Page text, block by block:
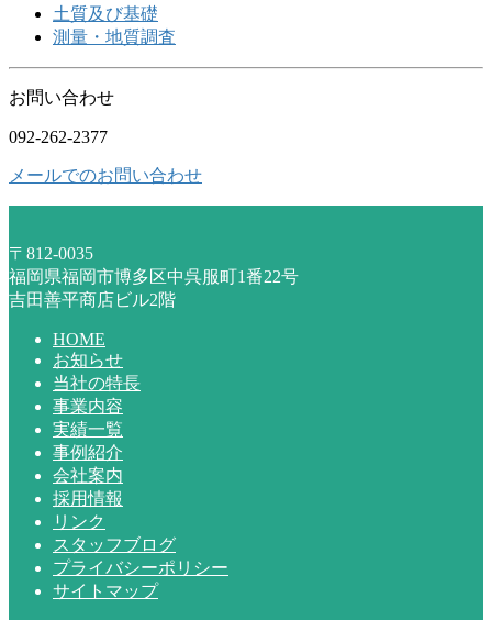
土質及び基礎
測量・地質調査
お問い合わせ
092-262-2377
メールでのお問い合わせ
〒812-0035
福岡県福岡市博多区中呉服町1番22号
吉田善平商店ビル2階
HOME
お知らせ
当社の特長
事業内容
実績一覧
事例紹介
会社案内
採用情報
リンク
スタッフブログ
プライバシーポリシー
サイトマップ